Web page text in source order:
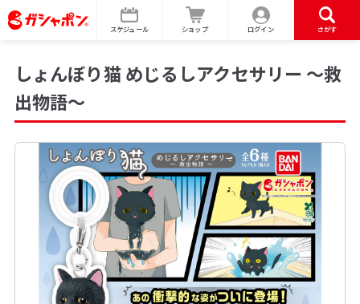
スケジュール ショップ ログイン さがす
しょんぼり猫 めじるしアクセサリー ～救
出物語～